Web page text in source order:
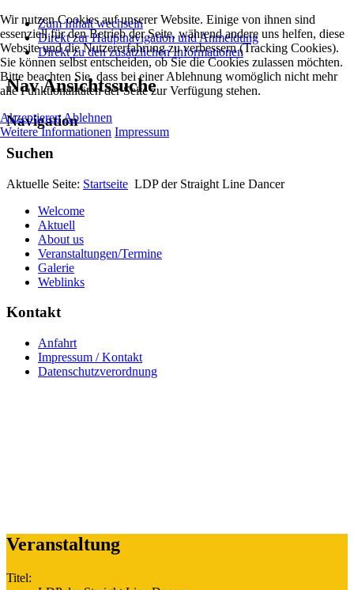
Zum Inhalt wechseln
Direkt zur Hauptnavigation und Anmeldung
Direkt zu den zusätzlichen Informationen
Nav Ansichtssuche
Navigation
Suchen
Aktuelle Seite: Startseite LDP der Straight Line Dancer
Welcome
Aktuell
About us
Veranstaltungen/Termine
Galerie
Weblinks
Kontakt
Anfahrt
Impressum / Kontakt
Datenschutzverordnung
Veranstaltung
Titel:
Wir nutzen Cookies auf unserer Website. Einige von ihnen sind
essenziell für den Betrieb der Seite, während andere uns helfen, diese
Website und die Nutzererfahrung zu verbessern (Tracking Cookies).
Sie können selbst entscheiden, ob Sie die Cookies zulassen möchten.
Bitte beachten Sie, dass bei einer Ablehnung womöglich nicht mehr
alle Funktionalitäten der Seite zur Verfügung stehen.
AkzeptierenAblehnen
Weitere Informationen Impressum